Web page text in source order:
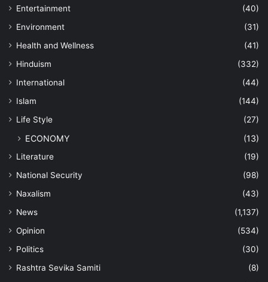
Entertainment
(40)
Environment
(31)
Health and Wellness
(41)
Hinduism
(332)
International
(44)
Islam
(144)
Life Style
(27)
ECONOMY (13)
Literature
(19)
National Security
(98)
Naxalism
(43)
News
(1,137)
Opinion
(534)
Politics
(30)
Rashtra Sevika Samiti
(8)